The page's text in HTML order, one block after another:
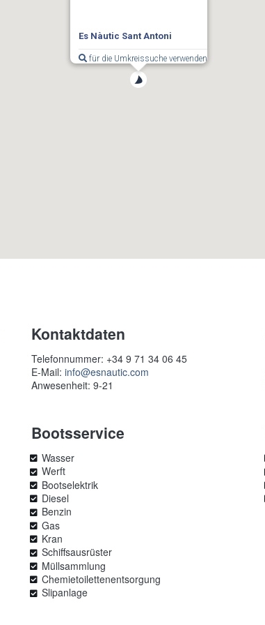
Es Nàutic Sant Antoni
für die Umkreissuche verwenden
Kontaktdaten
Telefonnummer: +34 9 71 34 06 45
E-Mail:info@esnautic.com
Anwesenheit: 9-21
Bootsservice
Wasser
Werft
Bootselektrik
Diesel
Benzin
Gas
Kran
Schiffsausrüster
Müllsammlung
Chemietoilettenentsorgung
Slipanlage